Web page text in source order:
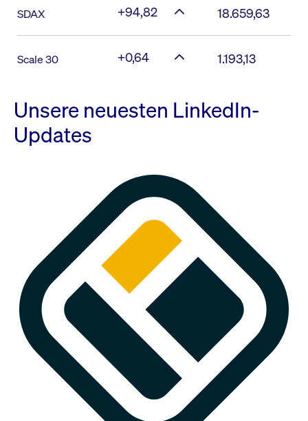
SDAX +94,82 18.659,63
Scale 30 +0,64 1.193,13
Unsere neuesten LinkedIn-
Updates